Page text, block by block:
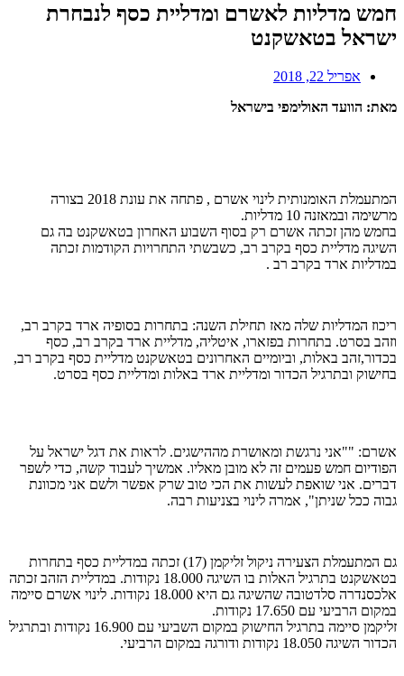
חמש מדליות לאשרם ומדליית כסף לנבחרת
ישראל בטאשקנט
אפריל 22, 2018
מאת: הוועד האולימפי בישראל
המתעמלת האומנותית לינוי אשרם , פתחה את עונת 2018 בצורה
מרשימה ובמאזנה 10 מדליות.
בחמש מהן זכתה אשרם רק בסוף השבוע האחרון בטאשקנט בה גם
השיגה מדליית כסף בקרב רב, כשבשתי התחרויות הקודמות זכתה
במדליות ארד בקרב רב .
ריכוז המדליות שלה מאז תחילת השנה: בתחרות בסופיה ארד בקרב רב,
וזהב בסרט. בתחרות בפזארו, איטליה, מדליית ארד בקרב רב, כסף
בכדור,זהב באלות, וביומיים האחרונים בטאשקנט מדליית כסף בקרב רב,
בחישוק ובתרגיל הכדור ומדליית ארד באלות ומדליית כסף בסרט.
אשרם: ""אני נרגשת ומאושרת מההישגים. לראות את דגל ישראל על
הפודיום חמש פעמים זה לא מובן מאליו. אמשיך לעבוד קשה, כדי לשפר
דברים. אני שואפת לעשות את הכי טוב שרק אפשר ולשם אני מכוונת
גבוה ככל שניתן", אמרה לינוי בצניעות רבה.
גם המתעמלת הצעירה ניקול זליקמן (17) זכתה במדליית כסף בתחרות
בטאשקנט בתרגיל האלות בו השיגה 18.000 נקודות. במדליית הזהב זכתה
אלכסנדרה סלדטובה שהשיגה גם היא 18.000 נקודות. לינוי אשרם סיימה
במקום הרביעי עם 17.650 נקודות.
זליקמן סיימה בתרגיל החישוק במקום השביעי עם 16.900 נקודות ובתרגיל
הכדור השיגה 18.050 נקודות ודורגה במקום הרביעי.